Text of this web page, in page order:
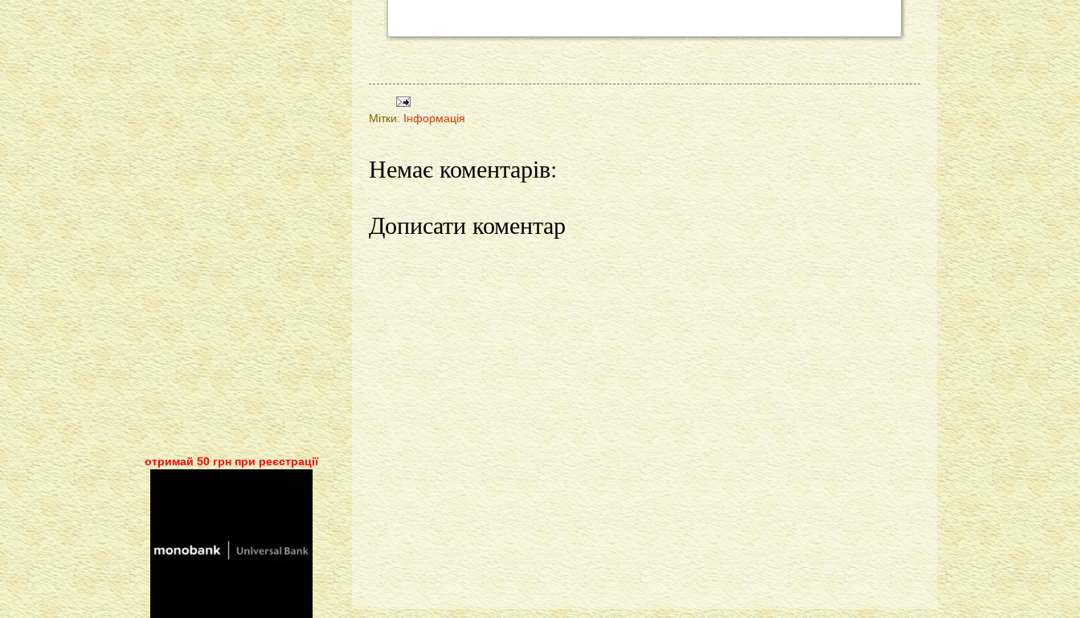
Мітки: Інформація
Немає коментарів:
Дописати коментар
отримай 50 грн при реєстрації